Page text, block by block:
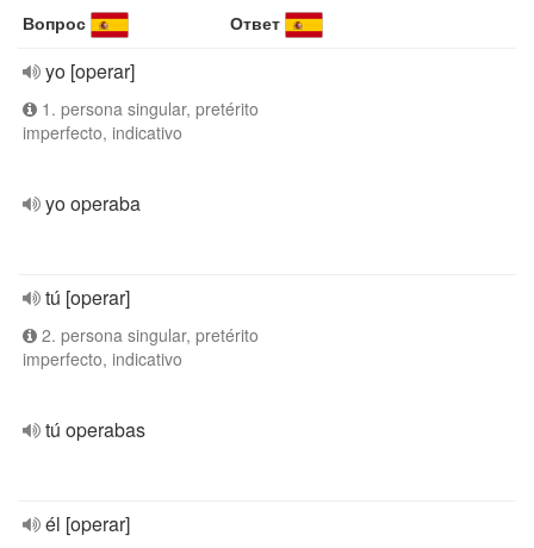
Вопрос Ответ
yo [operar]
1. persona singular, pretérito
imperfecto, indicativo
yo operaba
tú [operar]
2. persona singular, pretérito
imperfecto, indicativo
tú operabas
él [operar]